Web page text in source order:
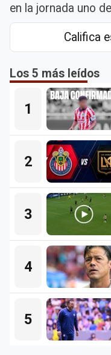
en la jornada uno
Califica
Los 5 más leídos
1
2
3
4
5